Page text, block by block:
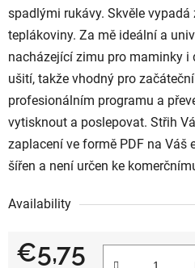
spadlými rukávy. Skvěle vypadá
teplákoviny. Za mě ideální a
nacházející zimu pro maminky i
ušití, takže vhodný pro
profesionálním programu a
vytisknout a poslepovat. Střih
zaplacení ve formě PDF na Váš
šířen a není určen ke
Availability
€5,75